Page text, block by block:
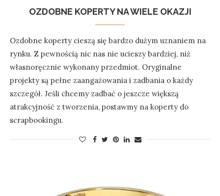
OZDOBNE KOPERTY NA WIELE OKAZJI
Ozdobne koperty cieszą się bardzo dużym uznaniem na
rynku. Z pewnością nic nas nie ucieszy bardziej, niż
własnoręcznie wykonany przedmiot. Oryginalne
projekty są pełne zaangażowania i zadbania o każdy
szczegół. Jeśli chcemy zadbać o jeszcze większą
atrakcyjność z tworzenia, postawmy na koperty do
scrapbookingu.